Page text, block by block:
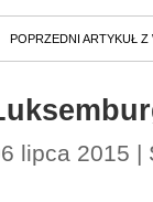
POPRZEDNI ARTYKUŁ Z
lipca 2015 |